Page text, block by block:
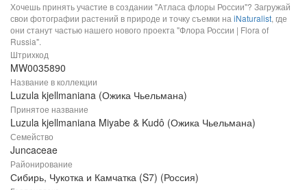
Хочешь принять участие в создании "Атласа флоры России"? Загружай
свои фотографии растений в природе и точку съемки наiNaturalist, где
они станут частью нашего нового проекта "Флора России | Flora of
Russia".
Штрихкод
MW0035890
Название в коллекции
Luzula kjellmaniana (Ожика Чьельмана)
Принятое название
Luzula kjellmaniana Miyabe & Kudô (Ожика Чьельмана)
Семейство
Juncaceae
Районирование
Сибирь, Чукотка и Камчатка (S7) (Россия)